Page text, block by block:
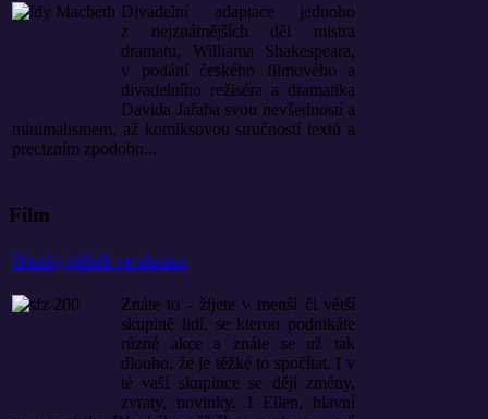
Divadelní adaptace jednoho
z nejznámějších děl mistra
dramatu, Williama Shakespeara,
v podání českého filmového a
divadelního režiséra a dramatika
Davida Jařaba svou nevšedností a
minimalismem, až komiksovou stručností textů a
precizním zpodobn...
Film
Dlouhý příběh ve zkratce
Znáte to - žijete v menší či větší
skupině lidí, se kterou podnikáte
různé akce a znáte se už tak
dlouho, že je těžké to spočítat. I v
té vaší skupince se dějí změny,
zvraty, novinky. I Ellen, hlavní